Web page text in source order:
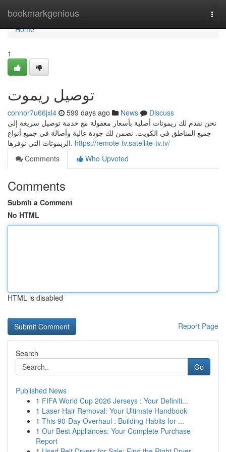
bookmarkgenious
Home
Home
1
توصيل ريموت
connor7u66jxl4 599 days ago News
Discuss
نحن نقدم لك ريموتات أصلية بأسعار معقولة مع خدمة توصيل سريعة إلى
جميع المناطق في الكويت. نضمن لك جودة عالية وأصالة في جميع أنواع
الريموتات التي نوفرها. https://remote-tv.satellite-tv.tv/
Comments
Who Upvoted
Comments
Submit a Comment
No HTML
HTML is disabled
Report Page
Search
Go
Published News
1 FIFA World Cup 2026 Jerseys : Your Definiti...
1 Laser Hair Removal: Your Ultimate Handbook
1 This 90-Day Overhaul : Building Habits for ...
1 Our Best Appliances: Your Complete Purchase
Report